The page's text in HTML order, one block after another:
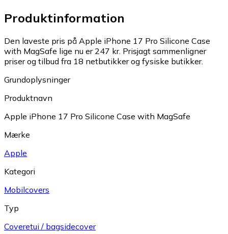
Produktinformation
Den laveste pris på Apple iPhone 17 Pro Silicone Case
with MagSafe lige nu er 247 kr. Prisjagt sammenligner
priser og tilbud fra 18 netbutikker og fysiske butikker.
Grundoplysninger
Produktnavn
Apple iPhone 17 Pro Silicone Case with MagSafe
Mærke
Apple
Kategori
Mobilcovers
Typ
Coveretui / bagsidecover